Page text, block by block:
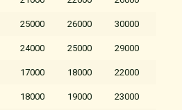
25000 26000 30000
24000 25000 29000
17000 18000 22000
18000 19000 23000